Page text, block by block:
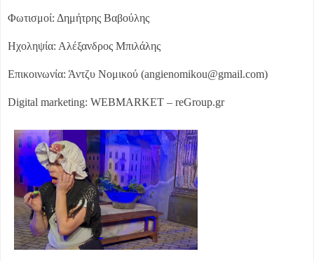
Φωτισμοί: Δημήτρης Βαβούλης
Ηχοληψία: Αλέξανδρος Μπιλάλης
Επικοινωνία: Άντζυ Νομικού (angienomikou@gmail.com)
Digital marketing: WEBMARKET – reGroup.gr